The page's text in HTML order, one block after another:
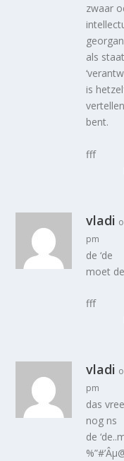
zwaar
als
is
bent.
fff
vladi
pm
de ‘de
moet
fff
vladi
pm
das
nog ns
de